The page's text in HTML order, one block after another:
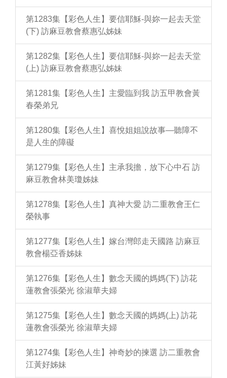
第1283集【彩色人生】要信耶穌-與妳一起去天堂
(下) 訪麻豆教會蔡惠弘姊妹
第1282集【彩色人生】要信耶穌-與妳一起去天堂
(上) 訪麻豆教會蔡惠弘姊妹
第1281集【彩色人生】主愛臨到我 訪五甲教會黃
春榮弟兄
第1280集【彩色人生】喜悅姐姐說故事—聽障不
是人生的障礙
第1279集【彩色人生】主承我擔，放下心中石 訪
麻豆教會林美瓊姊妹
第1278集【彩色人生】真神大愛 訪二重教會王仁
榮執事
第1277集【彩色人生】嫁台灣郎走天國路 訪麻豆
教會楊亞香姊妹
第1276集【彩色人生】數念天國的媽媽(下) 訪花
蓮教會張榮光 徐淑華夫婦
第1275集【彩色人生】數念天國的媽媽(上) 訪花
蓮教會張榮光 徐淑華夫婦
第1274集【彩色人生】神奇妙的揀選 訪二重教會
江黃好姊妹